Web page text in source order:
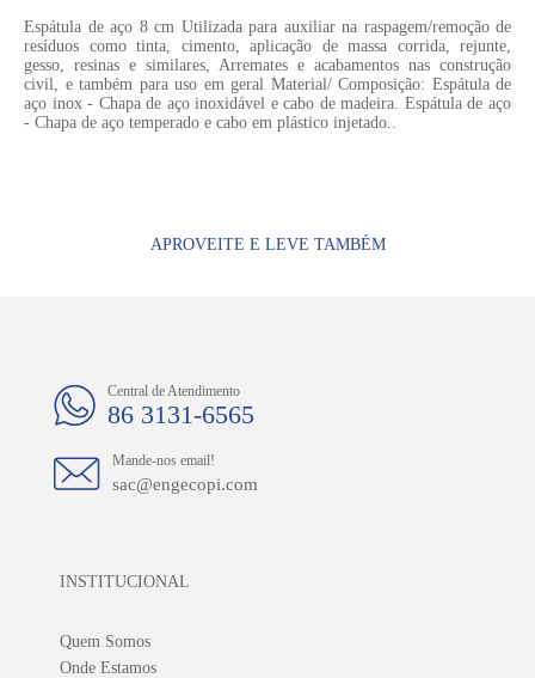
Espátula de aço 8 cm Utilizada para auxiliar na raspagem/remoção de
resíduos como tinta, cimento, aplicação de massa corrida, rejunte,
gesso, resinas e similares, Arremates e acabamentos nas construção
civil, e também para uso em geral Material/ Composição: Espátula de
aço inox - Chapa de aço inoxidável e cabo de madeira. Espátula de aço
- Chapa de aço temperado e cabo em plástico injetado..
APROVEITE E LEVE TAMBÉM
Central de Atendimento
86 3131-6565
Mande-nos email!
sac@engecopi.com
INSTITUCIONAL
Quem Somos
Onde Estamos